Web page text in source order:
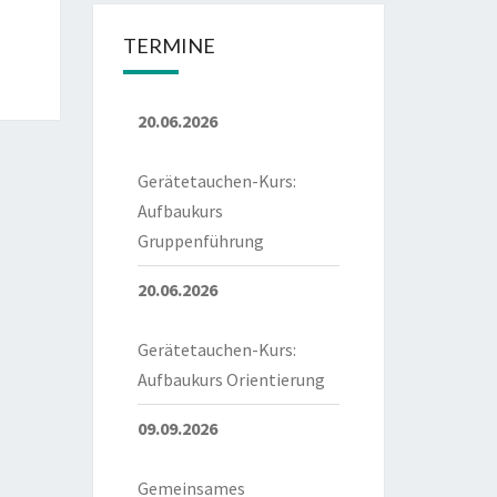
TERMINE
20.06.2026
Gerätetauchen-Kurs:
Aufbaukurs
Gruppenführung
20.06.2026
Gerätetauchen-Kurs:
Aufbaukurs Orientierung
09.09.2026
Gemeinsames